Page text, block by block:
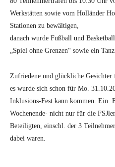
Werkstätten sowie vom Holländer
Stationen zu bewältigen,
danach wurde Fußball und
„Spiel ohne Grenzen“ sowie ein
Zufriedene und glückliche Gesichter
es wurde sich schon für Mo.
Inklusions-Fest kann kommen. Ein
Wochenende- nicht nur für die
Beteiligten, einschl. der 3
dabei waren.